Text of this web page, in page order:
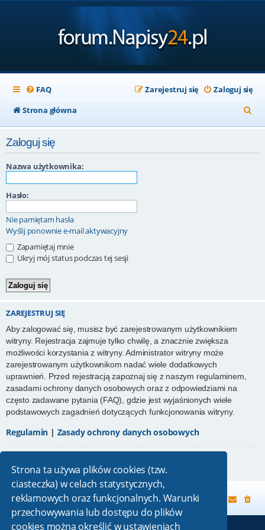
Strona ta używa plików cookies (tzw.
ciasteczka) w celach statystycznych,
reklamowych oraz funkcjonalnych. Warunki
przechowywania lub dostępu do plików
cookies można określić w ustawieniach
FAQ Zaloguj się
Zarejestruj się
Strona główna
z
Zaloguj się
Nazwa użytkownika:
Hasło:
Nie pamiętam hasła
Wyślij ponownie e-mail aktywacyjny
Zapamiętaj mnie
Ukryj mój status podczas tej sesji
ZAREJESTRUJ SIĘ
Aby zalogować się, musisz być zarejestrowanym użytkownikiem
witryny. Rejestracja zajmuje tylko chwilę, a znacznie zwiększa
możliwości korzystania z witryny. Administrator witryny może
zarejestrowanym użytkownikom nadać wiele dodatkowych
uprawnień. Przed rejestracją zapoznaj się z naszym regulaminem,
zasadami ochrony danych osobowych oraz z odpowiedziami na
często zadawane pytania (FAQ), gdzie jest wyjaśnionych wiele
podstawowych zagadnień dotyczących funkcjonowania witryny.
Regulamin | Zasady ochrony danych osobowych
Strona główna